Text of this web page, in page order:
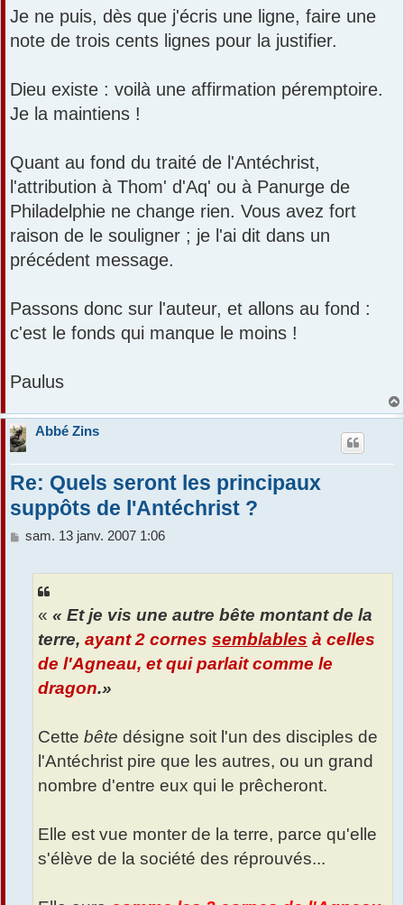
Je ne puis, dès que j'écris une ligne, faire une
note de trois cents lignes pour la justifier.
Dieu existe : voilà une affirmation péremptoire.
Je la maintiens !
Quant au fond du traité de l'Antéchrist,
l'attribution à Thom' d'Aq' ou à Panurge de
Philadelphie ne change rien. Vous avez fort
raison de le souligner ; je l'ai dit dans un
précédent message.
Passons donc sur l'auteur, et allons au fond :
c'est le fonds qui manque le moins !
Paulus
Abbé Zins
Re: Quels seront les principaux
suppôts de l'Antéchrist ?
M
sam. 13 janv. 2007 1:06
« « Et je vis une autre bête montant de la
terre, ayant 2 cornes semblables à celles
de l'Agneau, et qui parlait comme le
dragon.»
Cette bête désigne soit l'un des disciples de
l'Antéchrist pire que les autres, ou un grand
nombre d'entre eux qui le prêcheront.
Elle est vue monter de la terre, parce qu'elle
s'élève de la société des réprouvés...